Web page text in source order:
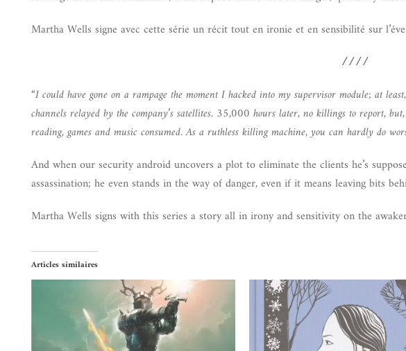
Martha Wells signe avec cette série un récit tout en ironie et en sensibilité sur
////
“I could have gone on a rampage the moment I hacked into my supervisor module; at
channels relayed by the company’s satellites. 35,000 hours later, no killings to report,
reading, games and music consumed. As a ruthless killing machine, you can hardly do
And when our security android uncovers a plot to eliminate the clients he’s
assassination; he even stands in the way of danger, even if it means leaving bits
Martha Wells signs with this series a story all in irony and sensitivity on the
Articles similaires